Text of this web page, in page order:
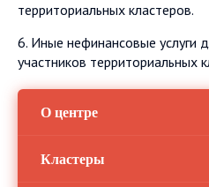
территориальных кластеров.
6. Иные нефинансовые услуги
участников территориальных
О центре
Кластеры